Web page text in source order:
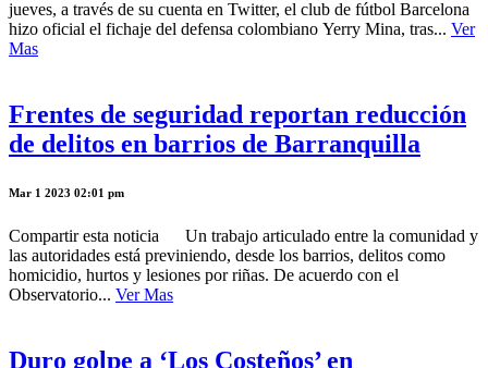
jueves, a través de su cuenta en Twitter, el club de fútbol Barcelona
hizo oficial el fichaje del defensa colombiano Yerry Mina, tras... Ver
Mas
Frentes de seguridad reportan reducción
de delitos en barrios de Barranquilla
Mar 1 2023 02:01 pm
Compartir esta noticia Un trabajo articulado entre la comunidad y
las autoridades está previniendo, desde los barrios, delitos como
homicidio, hurtos y lesiones por riñas. De acuerdo con el
Observatorio... Ver Mas
Duro golpe a ‘Los Costeños’ en